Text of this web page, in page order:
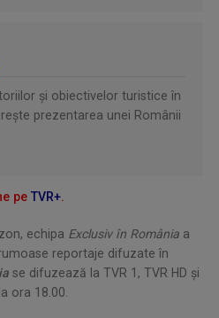
şi obiectivelor turistice în
prezentarea unei Românii
pe TVR+.
echipa Exclusiv în România a
reportaje difuzate în
se difuzează la TVR 1, TVR HD şi
ora 18.00.